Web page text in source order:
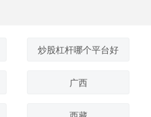
炒股杠杆哪个平台好
广西